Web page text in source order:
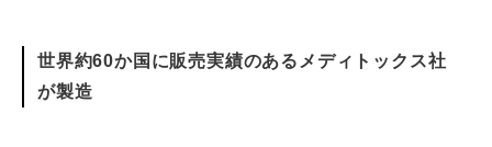
世界約60か国に販売実績のあるメディトックス社
が製造